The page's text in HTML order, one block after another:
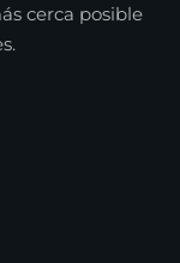
cerca posible